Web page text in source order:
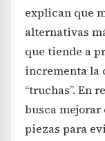
explican que
alternativas
que tiende a
incrementa la
“truchas”. En
busca
piezas para